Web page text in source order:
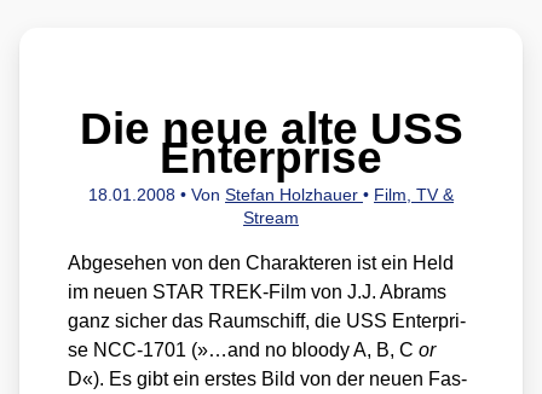
Die neue alte USS
Enterprise
18.01.2008 • Von Stefan Holzhauer • Film, TV &
Stream
Abge­se­hen von den Cha­rak­te­ren ist ein Held
im neu­en STAR TREK-Film von J.J. Abrams
ganz sicher das Raum­schiff, die USS Enter­pri­
se NCC-1701 (»…and no bloo­dy A, B, Cor
D«). Es gibt ein ers­tes Bild von der neu­en Fas­